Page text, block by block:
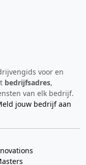
voor en
bedrijfsadres,
van elk bedrijf.
jouw bedrijf aan